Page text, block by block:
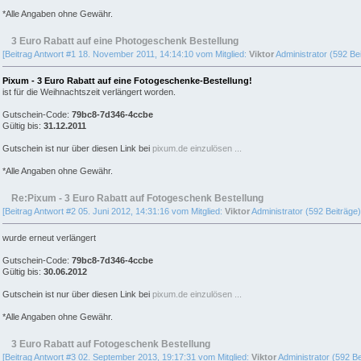
*Alle Angaben ohne Gewähr.
3 Euro Rabatt auf eine Photogeschenk Bestellung
[Beitrag Antwort #1 18. November 2011, 14:14:10 vom Mitglied: ViktorAdministrator (592
Pixum - 3 Euro Rabatt auf eine Fotogeschenke-Bestellung!
ist für die Weihnachtszeit verlängert worden.
Gutschein-Code: 79bc8-7d346-4ccbe
Gültig bis: 31.12.2011
Gutschein ist nur über diesen Link bei pixum.de einzulösen ...
*Alle Angaben ohne Gewähr.
Re:Pixum - 3 Euro Rabatt auf Fotogeschenk Bestellung
[Beitrag Antwort #2 05. Juni 2012, 14:31:16 vom Mitglied: ViktorAdministrator (592
wurde erneut verlängert
Gutschein-Code: 79bc8-7d346-4ccbe
Gültig bis: 30.06.2012
Gutschein ist nur über diesen Link bei pixum.de einzulösen ...
*Alle Angaben ohne Gewähr.
3 Euro Rabatt auf Fotogeschenk Bestellung
[Beitrag Antwort #3 02. September 2013, 19:17:31 vom Mitglied: ViktorAdministrator (592